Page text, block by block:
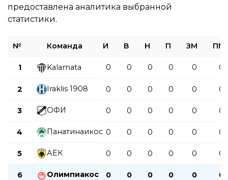
предоставлена аналитика выбранной
статистики.
№ Команда И В Н П ЗМ ПМ
1 Kalamata 0 0 0 0 0 0
2 Iraklis 1908 0 0 0 0 0 0
3 ОФИ 0 0 0 0 0 0
4 Панатинаикос 0 0 0 0 0 0
5 АЕК 0 0 0 0 0 0
6 Олимпиакос 0 0 0 0 0 0